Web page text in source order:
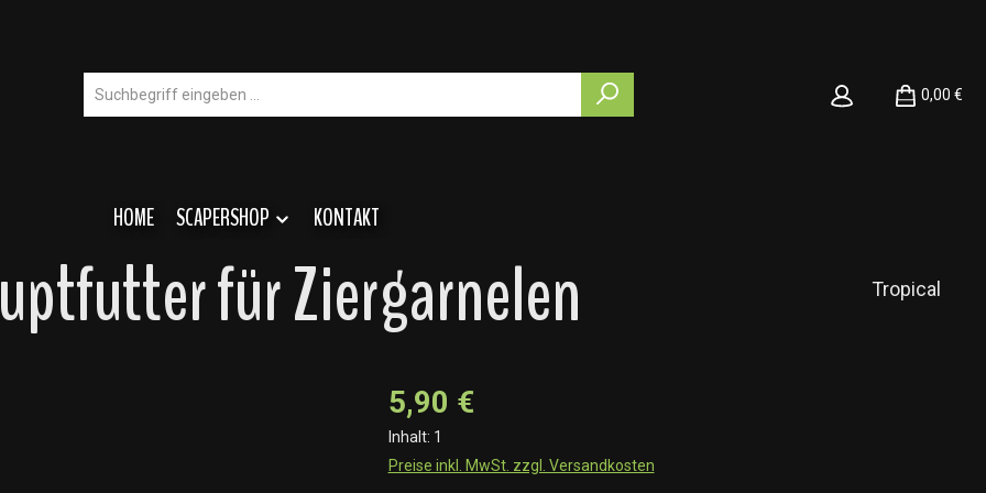
0,00 €
HOME SCAPERSHOP KONTAKT
für Ziergarnelen Tropical
5,90 €
Inhalt: 1
Preise inkl. MwSt. zzgl. Versandkosten